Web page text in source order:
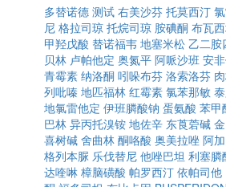
多替诺德 测试 右美沙芬 托莫西汀
尼 格拉司琼 托烷司琼 胺碘酮 布瓦
甲羟戊酸 替诺福韦 地塞米松 乙二胺
贝林 卢帕他定 奥氮平 阿哌沙班 安
青霉素 纳洛酮 吲哚布芬 洛索洛芬
列吡嗪 地匹福林 红霉素 氯苯那敏
地氯雷他定 伊班膦酸钠 蛋氨酸 苯甲
巴林 异丙托溴铵 地佐辛 东莨菪碱
喜树碱 舍曲林 酮咯酸 奥美拉唑 阿
格列本脲 乐伐替尼 他唑巴坦 利塞膦
达喹啉 樟脑磺酸 帕罗西汀 依帕司他